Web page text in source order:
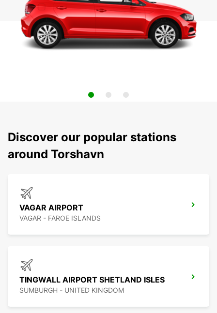
Discover our popular stations
around Torshavn
VAGAR AIRPORT
VAGAR - FAROE ISLANDS
TINGWALL AIRPORT SHETLAND ISLES
SUMBURGH - UNITED KINGDOM